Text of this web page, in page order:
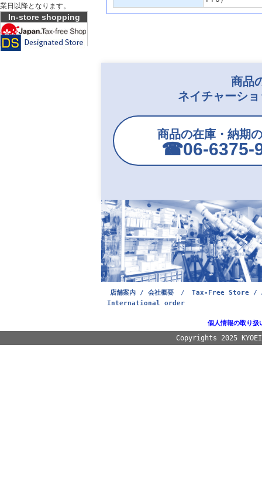
業日以降となります。
In-store shopping
商品
ネイチャーシ
商品の在庫・納期
☎︎06-6375-
店舗案内 / 会社概要 /
Tax-Free Store /
International order
個人情報の取り扱
Copyrights 2025